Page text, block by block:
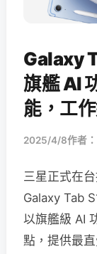
Galaxy
旗艦 AI
能，工
2025/4/8作者：
三星正式在
Galaxy Tab
以旗艦級 AI
點，提供最